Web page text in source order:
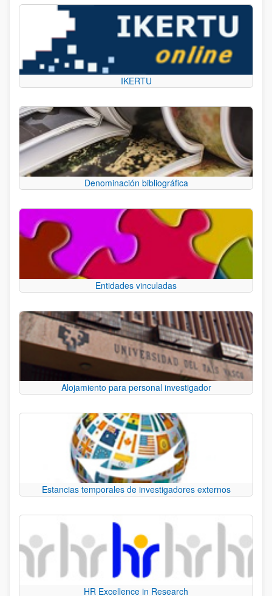
IKERTU
Denominación bibliográfica
Entidades vinculadas
Alojamiento para personal investigador
Estancias temporales de investigadores externos
HR Excellence in Research